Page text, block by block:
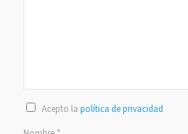
Acepto la política de privacidad